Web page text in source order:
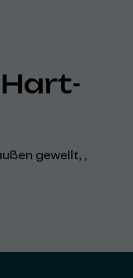
gewellt, ,